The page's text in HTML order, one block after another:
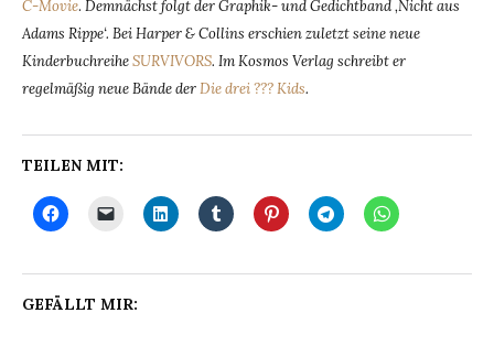
C-Movie. Demnächst folgt der Graphik- und Gedichtband ‚Nicht aus
Adams Rippe‘. Bei Harper & Collins erschien zuletzt seine neue
KinderbuchreiheSURVIVORS. Im Kosmos Verlag schreibt er
regelmäßig neue Bände derDie drei ??? Kids.
TEILEN MIT:
GEFÄLLT MIR: